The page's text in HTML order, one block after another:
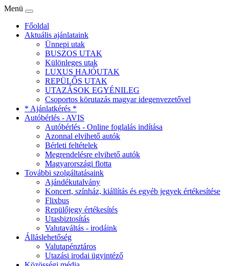
Menü
Főoldal
Aktuális ajánlataink
Ünnepi utak
BUSZOS UTAK
Különleges utak
LUXUS HAJÓUTAK
REPÜLŐS UTAK
UTAZÁSOK EGYÉNILEG
Csoportos körutazás magyar idegenvezetővel
* Ajánlatkérés *
Autóbérlés - AVIS
Autóbérlés - Online foglalás indítása
Azonnal elvihető autók
Bérleti feltételek
Megrendelésre elvihető autók
Magyarországi flotta
További szolgáltatásaink
Ajándékutalvány
Koncert, színház, kiállítás és egyéb jegyek értékesítése
Flixbus
Repülőjegy értékesítés
Utasbiztosítás
Valutaváltás - irodáink
Álláslehetőség
Valutapénztáros
Utazási irodai ügyintéző